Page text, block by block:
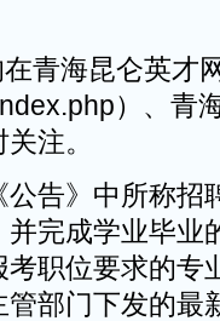
青海昆仑英才
）、青
注。
公告》中所称
完成学业毕业
职位要求的专
部门下发的最